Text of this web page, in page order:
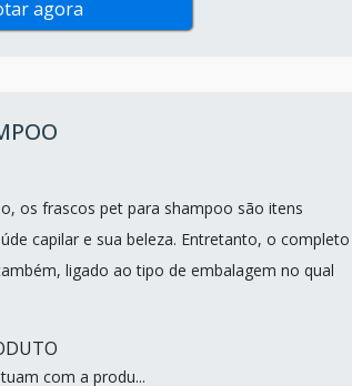
agora
os frascos pet para shampoo são itens
capilar e sua beleza. Entretanto, o completo
ligado ao tipo de embalagem no qual
com a produ...